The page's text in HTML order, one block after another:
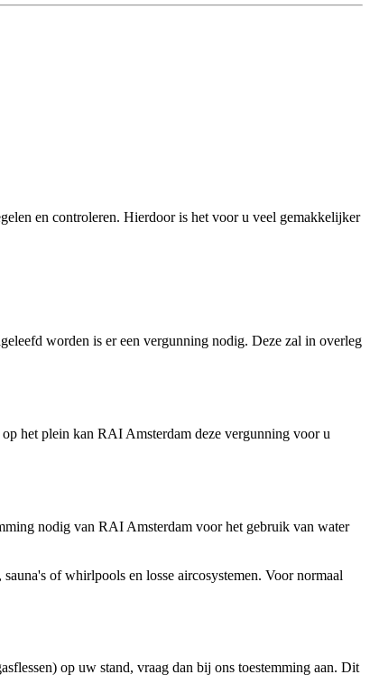
en controleren. Hierdoor is het voor u veel gemakkelijker
worden is er een vergunning nodig. Deze zal in overleg
het plein kan RAI Amsterdam deze vergunning voor u
nodig van RAI Amsterdam voor het gebruik van water
of whirlpools en losse aircosystemen. Voor normaal
op uw stand, vraag dan bij ons toestemming aan. Dit